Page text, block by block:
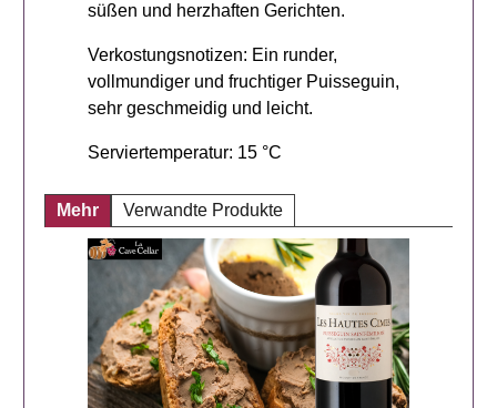
süßen und herzhaften Gerichten.
Verkostungsnotizen: Ein runder,
vollmundiger und fruchtiger Puisseguin,
sehr geschmeidig und leicht.
Serviertemperatur: 15 °C
Mehr Verwandte Produkte